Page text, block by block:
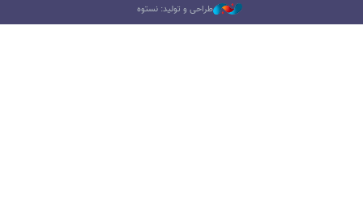
طراحی و تولید: نستوه